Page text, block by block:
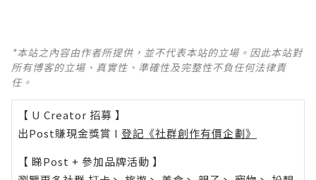
*本站之內容由作者所提供，並不代表本站的立場。因此本站對
所有博客的立場、真實性、準確性及完整性不負任何法律責
任。
【 U Creator 招募 】
出Post賺現金獎賞 l 登記《社群創作有價企劃》
【 睇Post + 參加品牌活動 】